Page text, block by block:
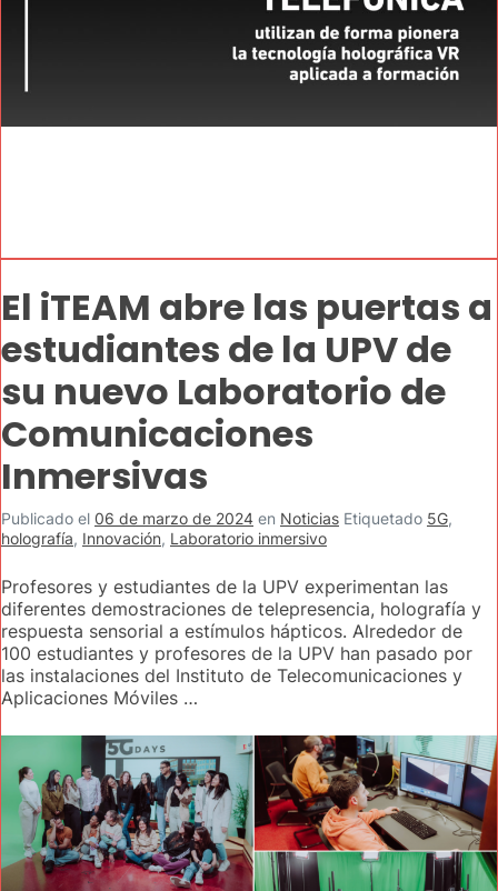
El iTEAM abre las puertas a
estudiantes de la UPV de
su nuevo Laboratorio de
Comunicaciones
Inmersivas
Publicado el 06 de marzo de 2024 en Noticias Etiquetado 5G,
holografía, Innovación, Laboratorio inmersivo
Profesores y estudiantes de la UPV experimentan las
diferentes demostraciones de telepresencia, holografía y
respuesta sensorial a estímulos hápticos. Alrededor de
100 estudiantes y profesores de la UPV han pasado por
las instalaciones del Instituto de Telecomunicaciones y
Aplicaciones Móviles …